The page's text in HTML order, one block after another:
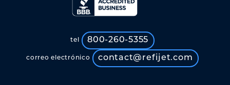
tel 800-260-5355
correo electrónico contact@refijet.com